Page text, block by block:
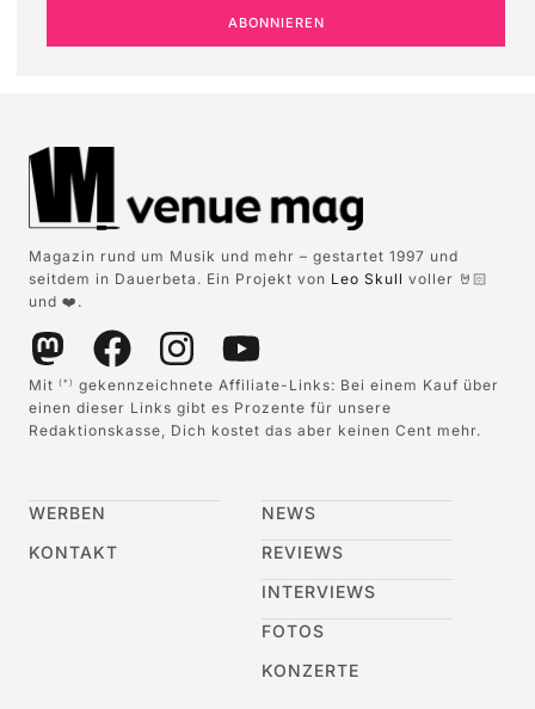
ABONNIEREN
Magazin rund um Musik und mehr – gestartet 1997 und
seitdem in Dauerbeta. Ein Projekt von Leo Skull voller 🤘🏻
und ❤️.
Mit (*)
gekennzeichnete Affiliate-Links: Bei einem Kauf über
einen dieser Links gibt es Prozente für unsere
Redaktionskasse, Dich kostet das aber keinen Cent mehr.
WERBEN
KONTAKT
NEWS
REVIEWS
INTERVIEWS
FOTOS
KONZERTE